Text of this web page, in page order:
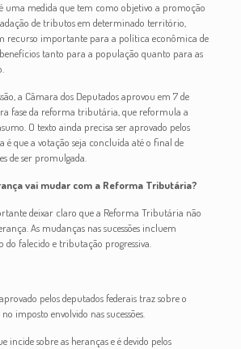
uma medida que tem como objetivo a promoção
de tributos em determinado território,
recurso importante para a política econômica de
tanto para a população quanto para as
a Câmara dos Deputados aprovou em 7 de
fase da reforma tributária, que reformula a
O texto ainda precisa ser aprovado pelos
é que a votação seja concluída até o final de
de ser promulgada.
vai mudar com a Reforma Tributária?
deixar claro que a Reforma Tributária não
As mudanças nas sucessões incluem
falecido e tributação progressiva.
pelos deputados federais traz sobre o
imposto envolvido nas sucessões.
incide sobre as heranças e é devido pelos